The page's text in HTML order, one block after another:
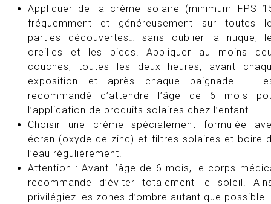
Appliquer de la crème solaire (minimum FPS
fréquemment et généreusement sur toutes
parties découvertes… sans oublier la nuque,
oreilles et les pieds! Appliquer au moins
couches, toutes les deux heures, avant
exposition et après chaque baignade. Il
recommandé d’attendre l’âge de 6 mois
l’application de produits solaires chez l’enfant.
Choisir une crème spécialement formulée
écran (oxyde de zinc) et filtres solaires et boire
l’eau régulièrement.
Attention : Avant l’âge de 6 mois, le corps
recommande d’éviter totalement le soleil.
privilégiez les zones d’ombre autant que possible!